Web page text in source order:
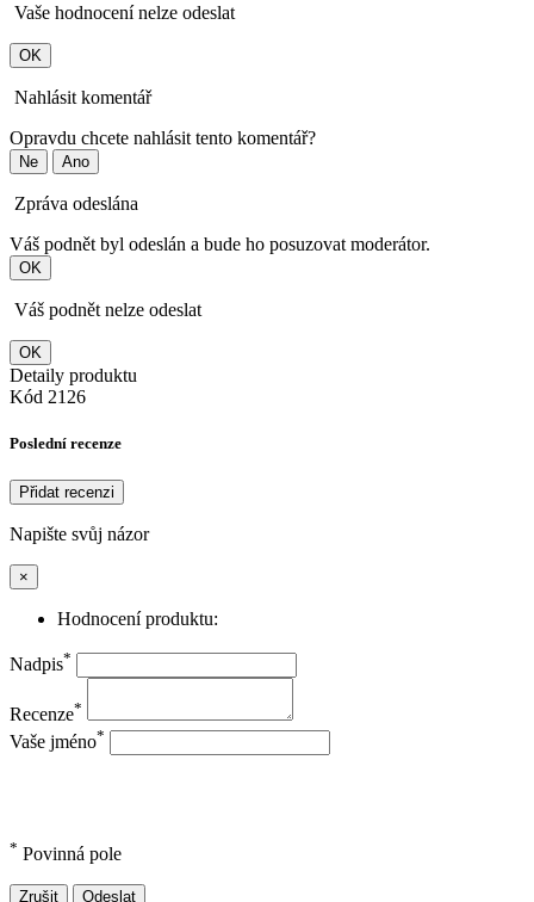
Vaše hodnocení nelze odeslat
OK
Nahlásit komentář
Opravdu chcete nahlásit tento komentář?
Ne Ano
Zpráva odeslána
Váš podnět byl odeslán a bude ho posuzovat moderátor.
OK
Váš podnět nelze odeslat
OK
Detaily produktu
Kód 2126
Poslední recenze
Přidat recenzi
Napište svůj názor
×
Hodnocení produktu:
Nadpis*
Recenze*
Vaše jméno*
* Povinná pole
Zrušit Odeslat